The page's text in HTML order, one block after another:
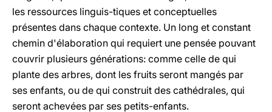
les ressources linguis-tiques et conceptuelles
présentes dans chaque contexte. Un long et constant
chemin d'élaboration qui requiert une pensée pouvant
couvrir plusieurs générations: comme celle de qui
plante des arbres, dont les fruits seront mangés par
ses enfants, ou de qui construit des cathédrales, qui
seront achevées par ses petits-enfants.